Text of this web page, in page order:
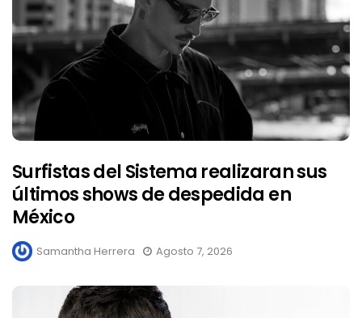
Surfistas del Sistema realizaran sus
últimos shows de despedida en
México
Samantha Herrera Agosto 7, 2026